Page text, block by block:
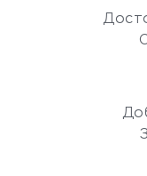
Юридические
Бухгалтерия